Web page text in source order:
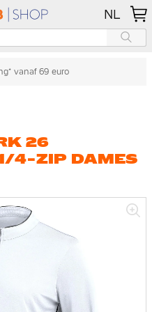
NL
vanaf 69 euro
26
4-ZIP DAMES